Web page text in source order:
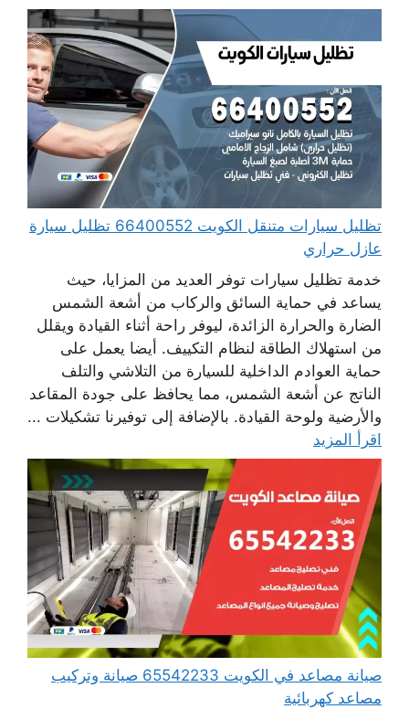
تظليل سيارات متنقل الكويت 66400552 تظليل سيارة
عازل حراري
خدمة تظليل سيارات توفر العديد من المزايا، حيث
يساعد في حماية السائق والركاب من أشعة الشمس
الضارة والحرارة الزائدة، ليوفر راحة أثناء القيادة ويقلل
من استهلاك الطاقة لنظام التكييف. أيضا يعمل على
حماية العوادم الداخلية للسيارة من التلاشي والتلف
الناتج عن أشعة الشمس، مما يحافظ على جودة المقاعد
والأرضية ولوحة القيادة. بالإضافة إلى توفيرنا تشكيلات ...
اقرأ المزيد
صيانة مصاعد في الكويت 65542233 صيانة وتركيب
مصاعد كهربائية